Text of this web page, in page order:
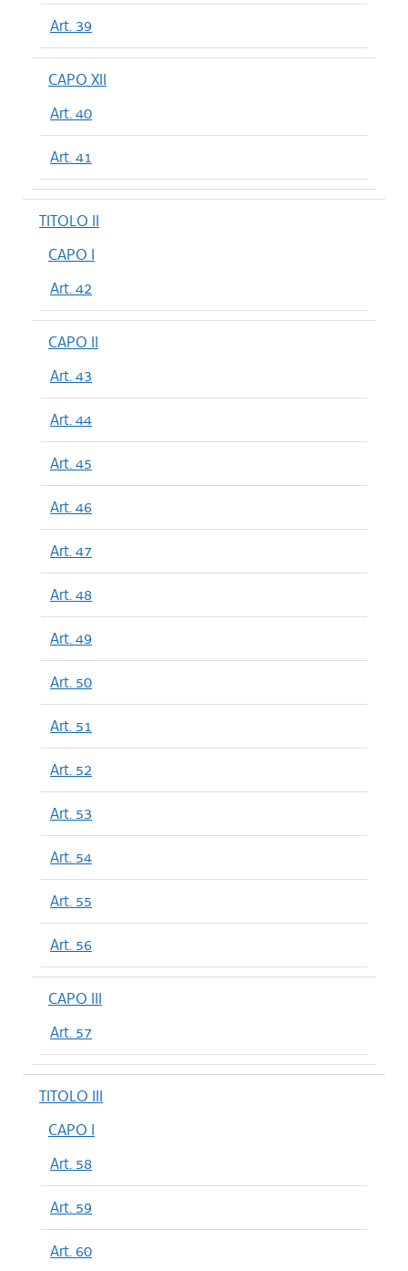
Art. 39
CAPO XII
Art. 40
Art. 41
TITOLO II
CAPO I
Art. 42
CAPO II
Art. 43
Art. 44
Art. 45
Art. 46
Art. 47
Art. 48
Art. 49
Art. 50
Art. 51
Art. 52
Art. 53
Art. 54
Art. 55
Art. 56
CAPO III
Art. 57
TITOLO III
CAPO I
Art. 58
Art. 59
Art. 60